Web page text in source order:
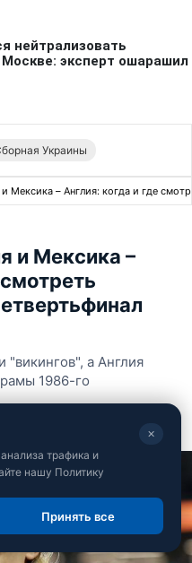
Украины
Мексика – Англия: когда и где
и Мексика –
а Англия
1986-го
✕
трафика и
нашу Политику
Принять все